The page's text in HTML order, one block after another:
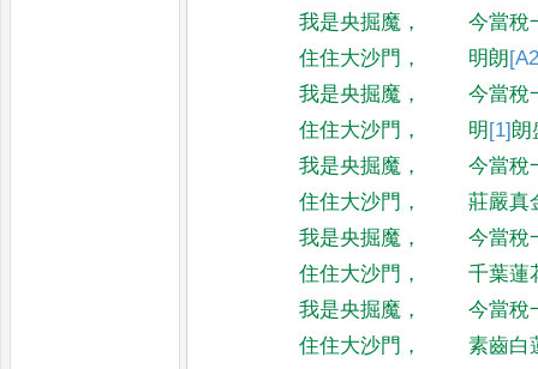
我是央掘魔 ，
今當稅
住住大沙門 ， 明朗
我是央掘魔 ，
今當稅
住住大沙門 ， 明 [1] 朗
我是央掘魔 ，
今當稅
住住大沙門 ，
莊嚴真
我是央掘魔 ，
今當稅
住住大沙門 ，
千葉蓮
我是央掘魔 ，
今當稅
住住大沙門 ， 素齒白